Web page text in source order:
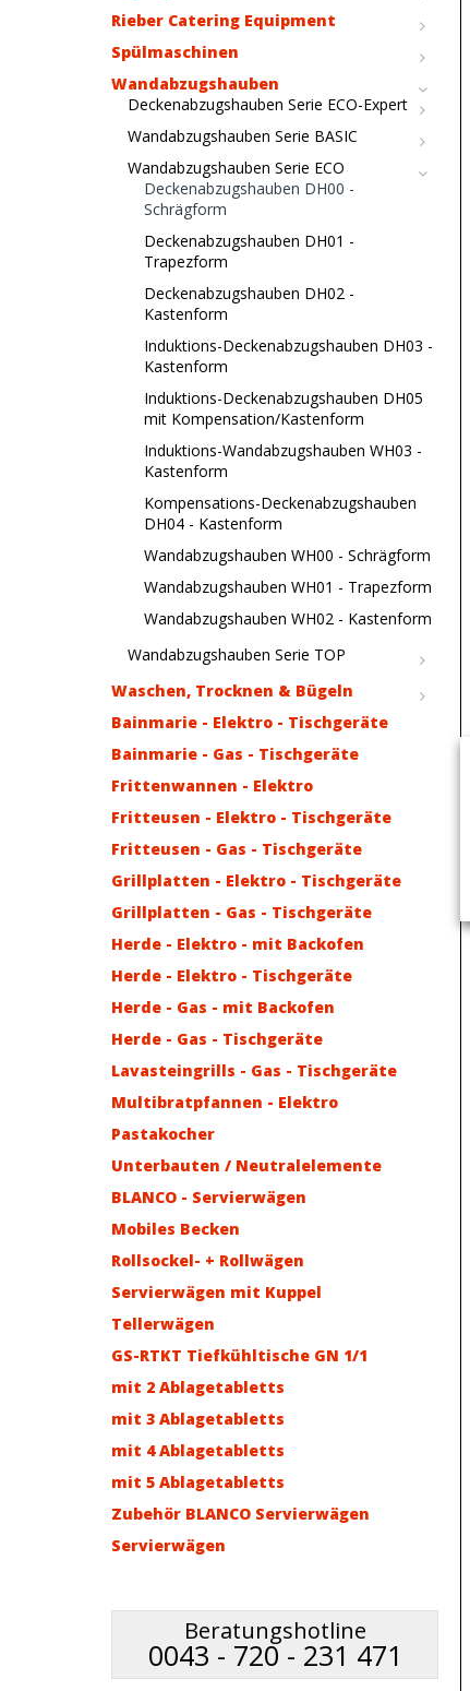
Rieber Catering Equipment
Spülmaschinen
Wandabzugshauben
Deckenabzugshauben Serie ECO-Expert
Wandabzugshauben Serie BASIC
Wandabzugshauben Serie ECO
Deckenabzugshauben DH00 -
Schrägform
Deckenabzugshauben DH01 -
Trapezform
Deckenabzugshauben DH02 -
Kastenform
Induktions-Deckenabzugshauben DH03 -
Kastenform
Induktions-Deckenabzugshauben DH05
mit Kompensation/Kastenform
Induktions-Wandabzugshauben WH03 -
Kastenform
Kompensations-Deckenabzugshauben
DH04 - Kastenform
Wandabzugshauben WH00 - Schrägform
Wandabzugshauben WH01 - Trapezform
Wandabzugshauben WH02 - Kastenform
Wandabzugshauben Serie TOP
Waschen, Trocknen & Bügeln
Bainmarie - Elektro - Tischgeräte
Bainmarie - Gas - Tischgeräte
Frittenwannen - Elektro
Fritteusen - Elektro - Tischgeräte
Fritteusen - Gas - Tischgeräte
Grillplatten - Elektro - Tischgeräte
Grillplatten - Gas - Tischgeräte
Herde - Elektro - mit Backofen
Herde - Elektro - Tischgeräte
Herde - Gas - mit Backofen
Herde - Gas - Tischgeräte
Lavasteingrills - Gas - Tischgeräte
Multibratpfannen - Elektro
Pastakocher
Unterbauten / Neutralelemente
BLANCO - Servierwägen
Mobiles Becken
Rollsockel- + Rollwägen
Servierwägen mit Kuppel
Tellerwägen
GS-RTKT Tiefkühltische GN 1/1
mit 2 Ablagetabletts
mit 3 Ablagetabletts
mit 4 Ablagetabletts
mit 5 Ablagetabletts
Zubehör BLANCO Servierwägen
Servierwägen
Beratungshotline
0043 - 720 - 231 471